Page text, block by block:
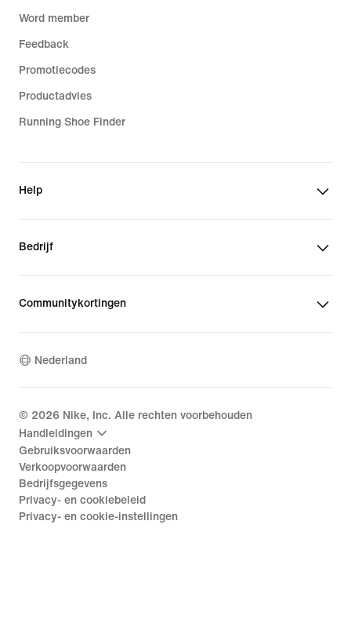
Word member
Feedback
Promotiecodes
Productadvies
Running Shoe Finder
Help
Bedrijf
Communitykortingen
Nederland
© 2026 Nike, Inc. Alle rechten voorbehouden
Handleidingen
Gebruiksvoorwaarden
Verkoopvoorwaarden
Bedrijfsgegevens
Privacy- en cookiebeleid
Privacy- en cookie-instellingen